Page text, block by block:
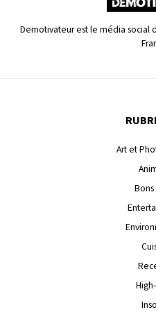
Demotivateur est le média social
Art et
Bons